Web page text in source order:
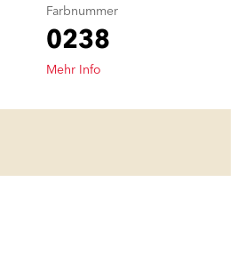
Farbnummer
0238
Mehr Info